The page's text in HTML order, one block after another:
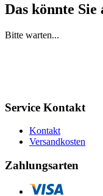
Das könnte Sie
Bitte warten...
Service Kontakt
Kontakt
Versandkosten
Zahlungsarten